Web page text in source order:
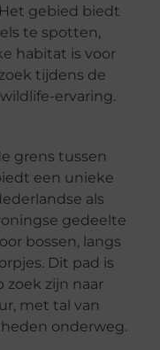
gebied biedt
te spotten,
habitat is voor
tijdens de
ervaring.
grens tussen
een unieke
als
gedeelte
bossen, langs
Dit pad is
zoek zijn naar
met tal van
onderweg.